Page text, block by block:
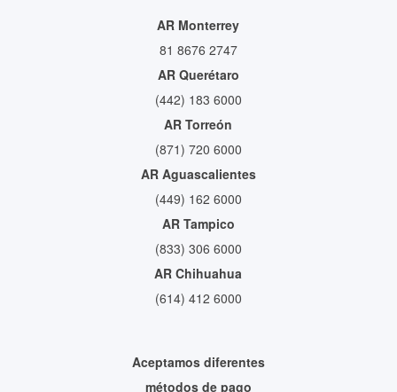
AR Monterrey
81 8676 2747
AR Querétaro
(442) 183 6000
AR Torreón
(871) 720 6000
AR Aguascalientes
(449) 162 6000
AR Tampico
(833) 306 6000
AR Chihuahua
(614) 412 6000
Aceptamos diferentes
métodos de pago